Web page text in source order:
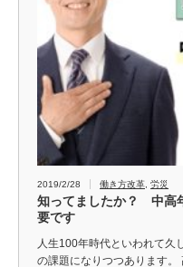
2019/2/28 働き方改革 労災
知ってましたか？ 中高
要です
人生100年時代といわれて久
の課題になりつつあります。